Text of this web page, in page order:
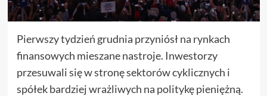
Pierwszy tydzień grudnia przyniósł na rynkach
finansowych mieszane nastroje. Inwestorzy
przesuwali się w stronę sektorów cyklicznych i
spółek bardziej wrażliwych na politykę pieniężną.